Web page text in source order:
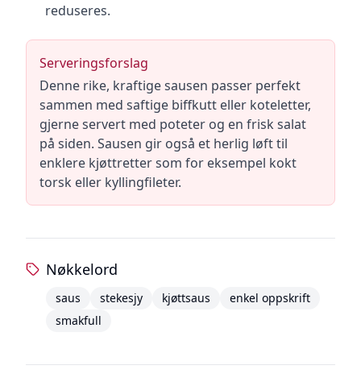
reduseres.
Serveringsforslag
Denne rike, kraftige sausen passer perfekt
sammen med saftige biffkutt eller koteletter,
gjerne servert med poteter og en frisk salat
på siden. Sausen gir også et herlig løft til
enklere kjøttretter som for eksempel kokt
torsk eller kyllingfileter.
Nøkkelord
saus stekesjy kjøttsaus
enkel oppskrift
smakfull